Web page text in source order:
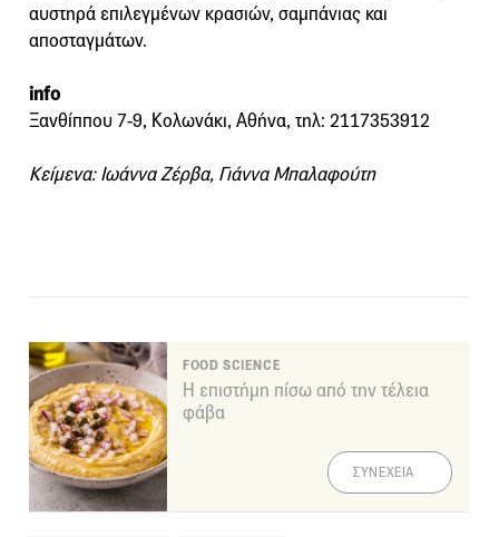
αυστηρά επιλεγμένων κρασιών, σαμπάνιας και
αποσταγμάτων.
info
Ξανθίππου 7-9, Κολωνάκι, Αθήνα, τηλ: 2117353912
Κείμενα: Ιωάννα Ζέρβα, Γιάννα Μπαλαφούτη
FOOD SCIENCE
Η επιστήμη πίσω από την τέλεια
φάβα
ΣΥΝΕΧΕΙΑ